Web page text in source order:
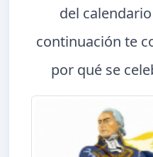
del
continuación te
por qué se